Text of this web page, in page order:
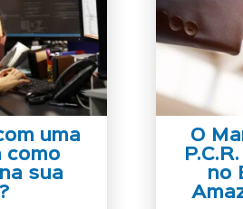
uma
como
sua
O
no